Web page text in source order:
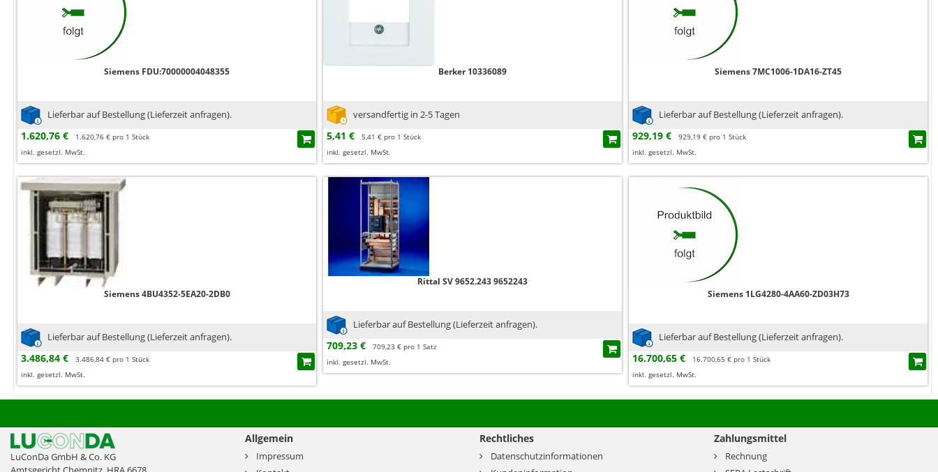
Siemens FDU:70000004048355
Lieferbar auf Bestellung (Lieferzeit anfragen).
1.620,76 €
1.620,76 € pro 1 Stück
inkl. gesetzl. MwSt.
Berker 10336089
versandfertig in 2-5 Tagen
5,41 €
5,41 € pro 1 Stück
inkl. gesetzl. MwSt.
Siemens 7MC1006-1DA16-ZT45
Lieferbar auf Bestellung (Lieferzeit anfragen).
929,19 €
929,19 € pro 1 Stück
inkl. gesetzl. MwSt.
Siemens 4BU4352-5EA20-2DB0
Lieferbar auf Bestellung (Lieferzeit anfragen).
3.486,84 €
3.486,84 € pro 1 Stück
inkl. gesetzl. MwSt.
Rittal SV 9652.243 9652243
Lieferbar auf Bestellung (Lieferzeit anfragen).
709,23 €
709,23 € pro 1 Satz
inkl. gesetzl. MwSt.
Siemens 1LG4280-4AA60-ZD03H73
Lieferbar auf Bestellung (Lieferzeit anfragen).
16.700,65 €
16.700,65 € pro 1 Stück
inkl. gesetzl. MwSt.
LuConDa GmbH & Co. KG
Allgemein
Impressum
Rechtliches
Datenschutzinformationen
Zahlungsmittel
Rechnung